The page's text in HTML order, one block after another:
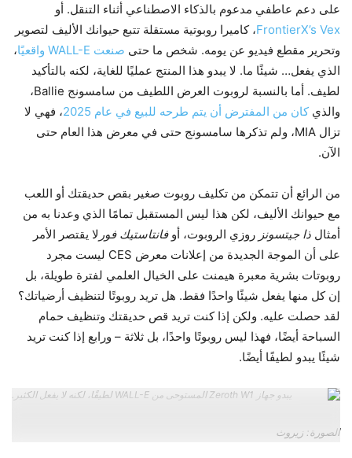
على دعم عاطفي مدعوم بالذكاء الاصطناعي أثناء التنقل. أو
FrontierX’s Vex، كاميرا روبوتية مستقلة تتبع حيوانك الأليف لتصوير
وتحرير مقطع فيديو عن يومه. شخص ما حتى صنعت WALL-E واقعيًا
،
الذي يفعل… شيئًا ما. لا يبدو هذا المنتج عمليًا للغاية، لكنه بالتأكيد
لطيف. أما بالنسبة لروبوت العرض اللطيف من سامسونج Ballie،
والذيكان من المفترض أن يتم طرحه للبيع في عام 2025
، فهي لا
تزال MIA، ولم تذكرها سامسونج حتى في معرض هذا العام حتى
الآن.
من الرائع أن تتمكن من تكليف روبوت صغير بقص حديقتك أو اللعب
مع حيوانك الأليف، لكن هذا ليس المستقبل تمامًا الذي وعدنا به من
أمثال ذا جيتسونز روزي الروبوت، أوفانتاستيك فور لا يقتصر الأمر
على أن الموجة الجديدة من إعلانات معرض CES ليست مجرد
روبوتات بشرية معبرة هيمنت على الخيال العلمي لفترة طويلة، بل
إن كل منها يفعل شيئًا واحدًا فقط. هل تريد روبوتًا لتنظيف أرضياتك؟
لقد حصلت عليه. ولكن إذا كنت تريد قص حديقتك وتنظيف حمام
السباحة أيضًا، فهذا ليس روبوتًا واحدًا، بل ثلاثة – ورابع إذا كنت تريد
شيئًا يبدو لطيفًا أيضًا.
يبدو جهاز Zeroth W1 المستوحى من WALL-E لطيفًا، لكنه لا يفعل الكثير.
الصورة: زيروث